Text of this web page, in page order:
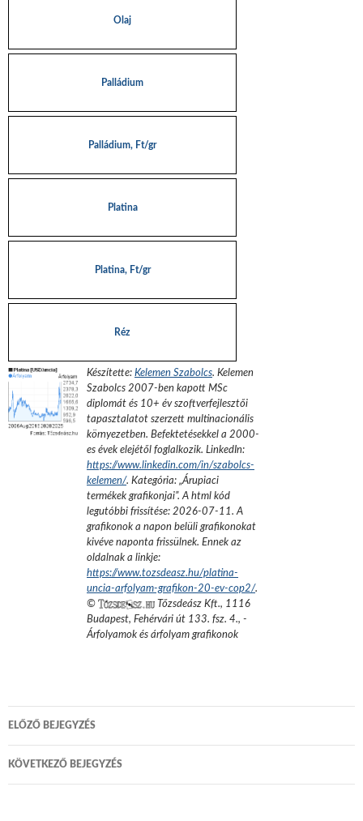
Olaj
Palládium
Palládium, Ft/gr
Platina
Platina, Ft/gr
Réz
Készítette: Kelemen Szabolcs. Kelemen
Szabolcs 2007-ben kapott MSc
diplomát és 10+ év szoftverfejlesztői
tapasztalatot szerzett multinacionális
környezetben. Befektetésekkel a 2000-
es évek elejétől foglalkozik. LinkedIn:
https://www.linkedin.com/in/szabolcs-
kelemen/. Kategória: „Árupiaci
termékek grafikonjai”.A html kód
legutóbbi frissítése: 2026-07-11. A
grafikonok a napon belüli grafikonokat
kivéve naponta frissülnek. Ennek az
oldalnak a linkje:
https://www.tozsdeasz.hu/platina-
uncia-arfolyam-grafikon-20-ev-cop2/.
©
Tőzsdeász Kft., 1116
Budapest, Fehérvári út 133. fsz. 4., -
Árfolyamok és árfolyam grafikonok
Bejegyzés
navigáció
ELŐZŐ BEJEGYZÉS
KÖVETKEZŐ BEJEGYZÉS